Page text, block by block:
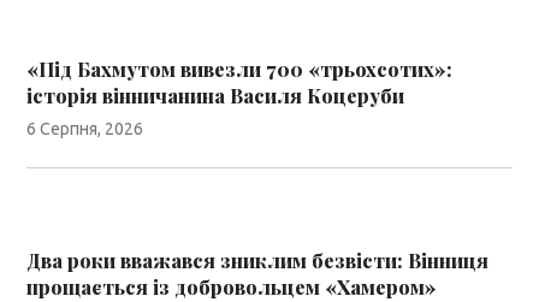
«Під Бахмутом вивезли 700 «трьохсотих»:
історія вінничанина Василя Коцеруби
6 Серпня, 2026
Два роки вважався зниклим безвісти: Вінниця
прощається із добровольцем «Хамером»